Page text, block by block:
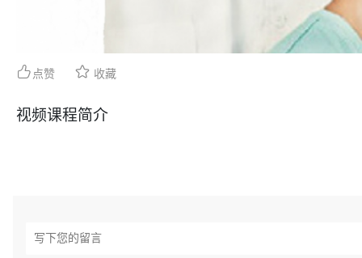
点赞 收藏
视频课程简介